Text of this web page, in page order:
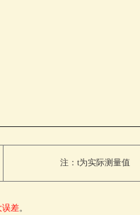
注：t为实际测量值
误差。